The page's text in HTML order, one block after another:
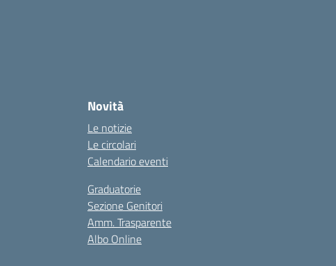
Novità
Le notizie
Le circolari
Calendario eventi
Graduatorie
Sezione Genitori
Amm. Trasparente
Albo Online